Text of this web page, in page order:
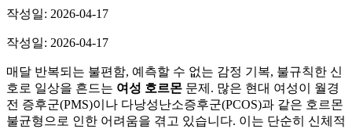
작성일: 2026-04-17
작성일: 2026-04-17
매달 반복되는 불편함, 예측할 수 없는 감정 기복, 불규칙한 신
호로 일상을 흔드는 여성 호르몬 문제. 많은 현대 여성이 월경
전 증후군(PMS)이나 다낭성난소증후군(PCOS)과 같은 호르몬
불균형으로 인한 어려움을 겪고 있습니다. 이는 단순히 신체적